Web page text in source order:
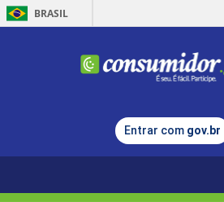
BRASIL
Entrar com gov.br